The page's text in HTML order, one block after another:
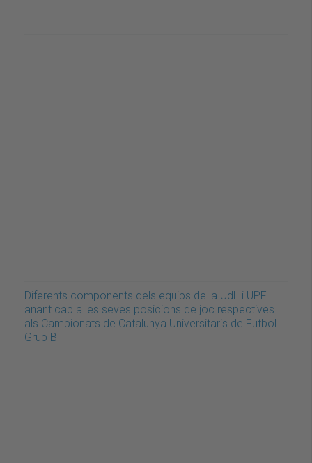
Diferents components dels equips de la UdL i UPF
anant cap a les seves posicions de joc respectives
als Campionats de Catalunya Universitaris de Futbol
Grup B